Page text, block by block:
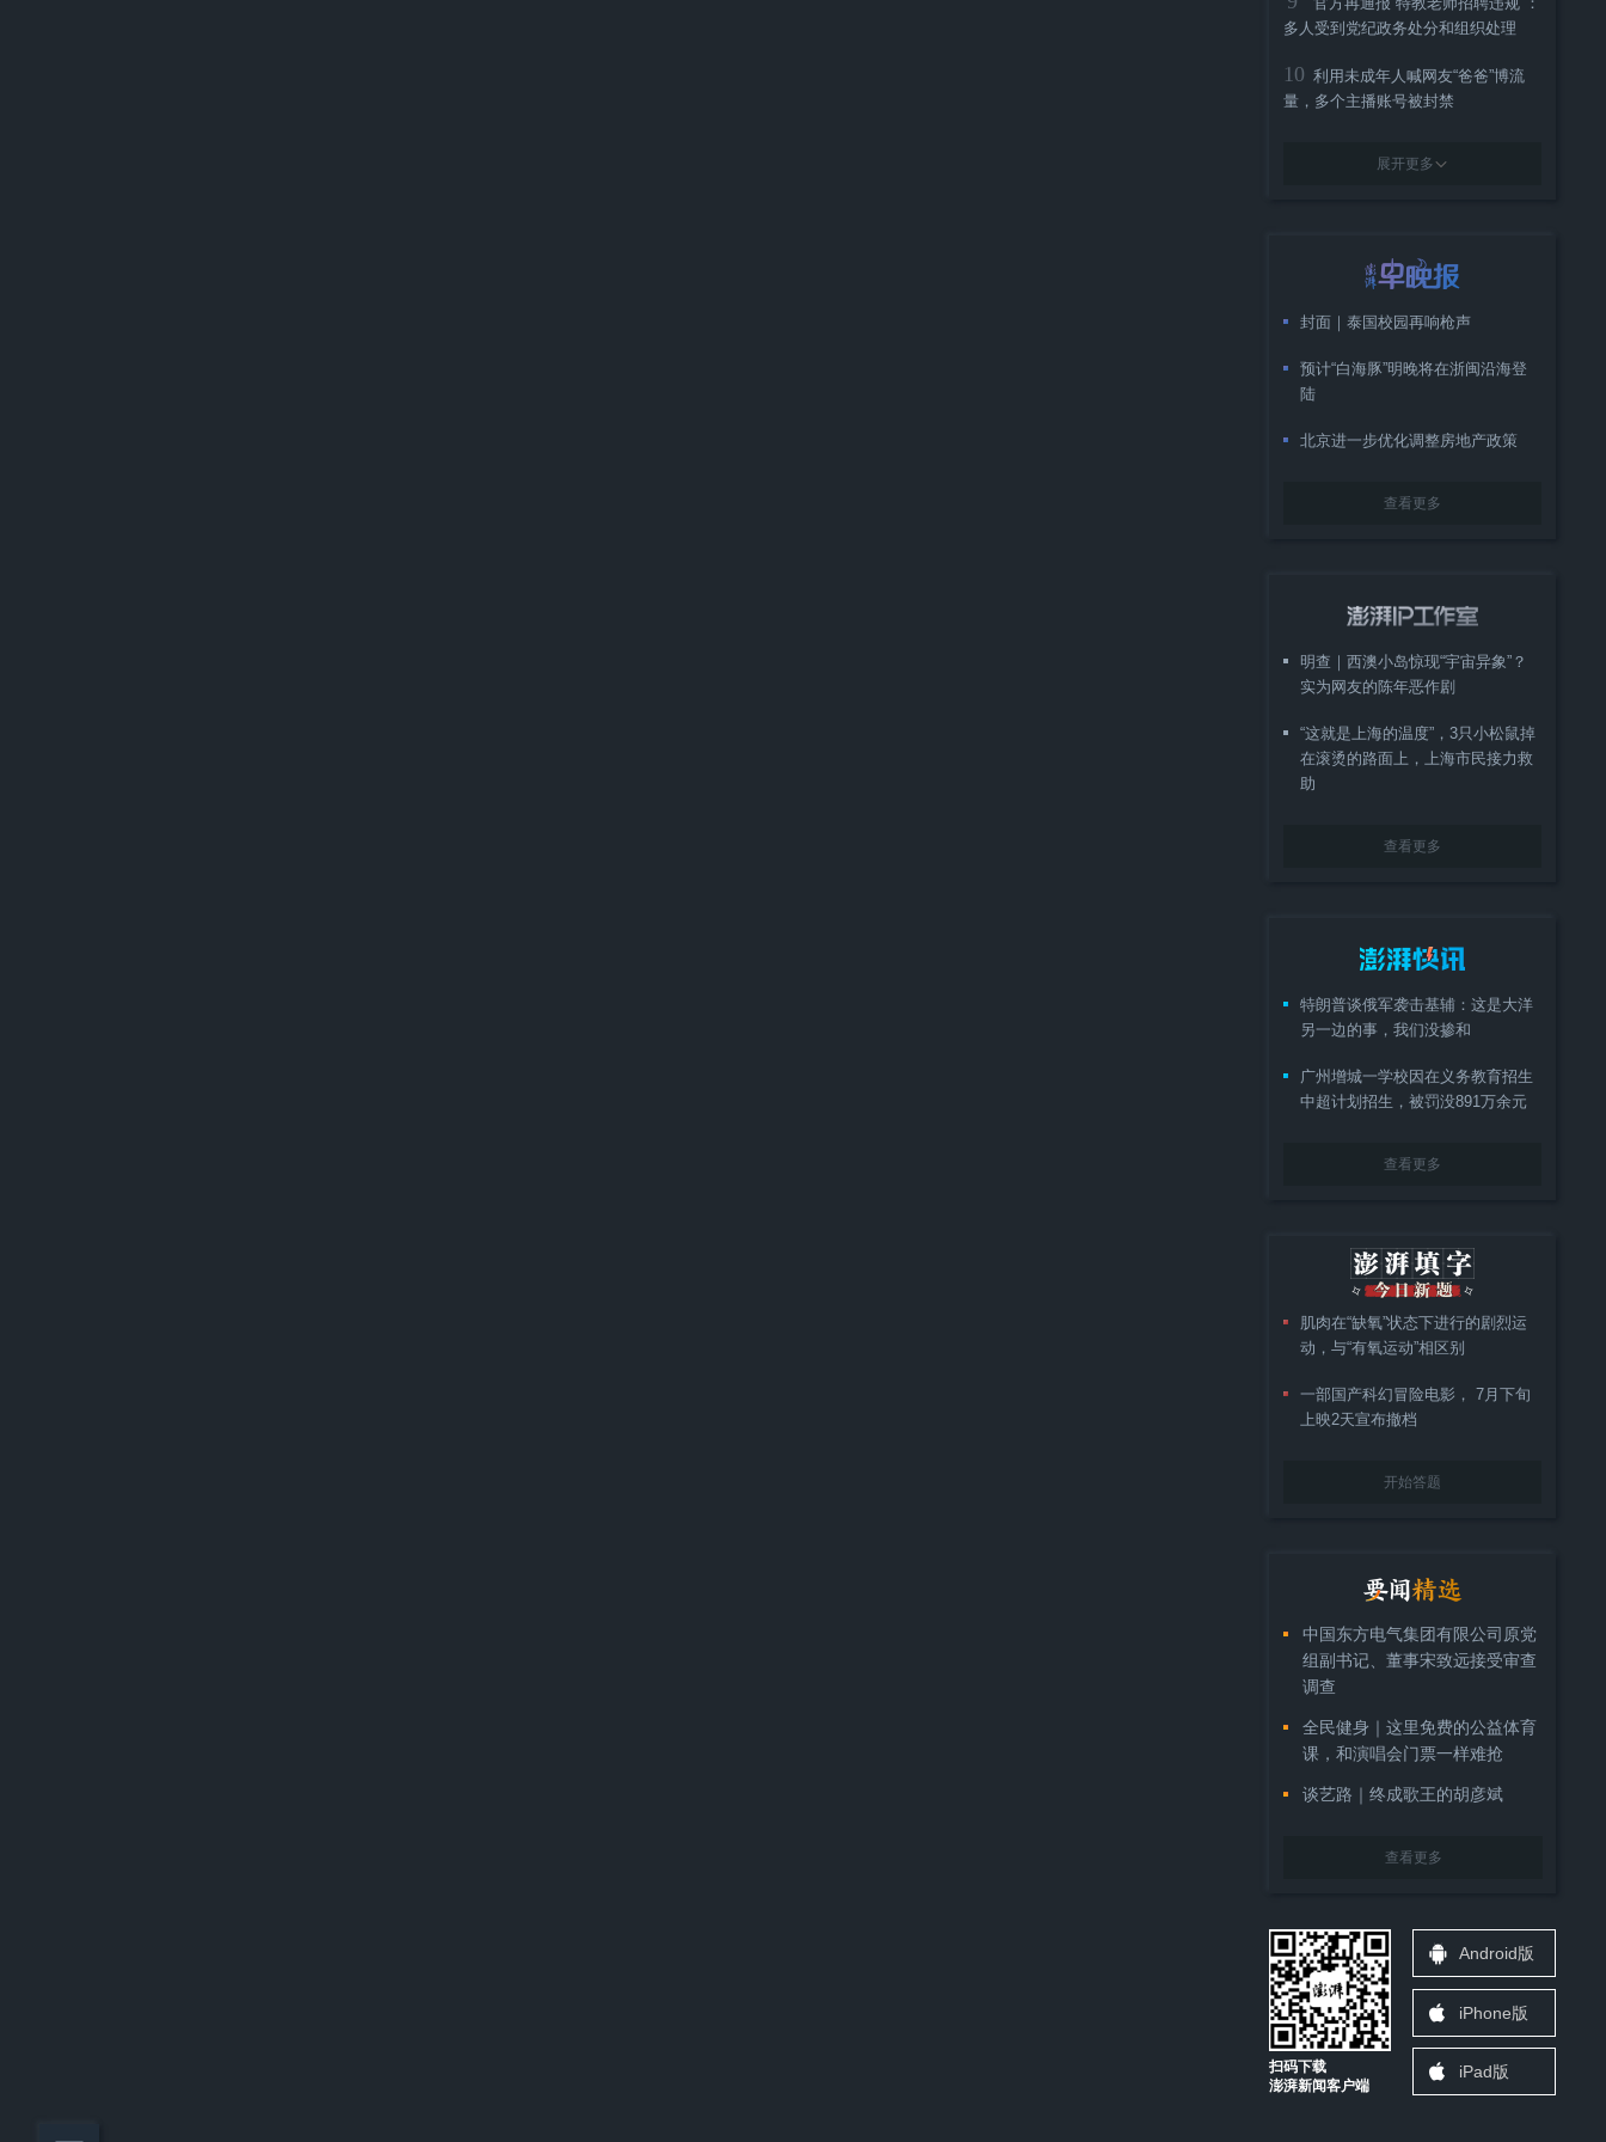
多人受到党纪政务处分和组织处理
10 利用未成年人喊网友“爸爸”博流
量，多个主播账号被封禁
展开更多
封面｜泰国校园再响枪声
预计“白海豚”明晚将在浙闽沿海登
陆
北京进一步优化调整房地产政策
查看更多
明查｜西澳小岛惊现“宇宙异象”？
实为网友的陈年恶作剧
“这就是上海的温度”，3只小松鼠掉
在滚烫的路面上，上海市民接力救
助
查看更多
特朗普谈俄军袭击基辅：这是大洋
另一边的事，我们没掺和
广州增城一学校因在义务教育招生
中超计划招生，被罚没891万余元
查看更多
肌肉在“缺氧”状态下进行的剧烈运
动，与“有氧运动”相区别
一部国产科幻冒险电影， 7月下旬
上映2天宣布撤档
开始答题
中国东方电气集团有限公司原党
组副书记、董事宋致远接受审查
调查
全民健身｜这里免费的公益体育
课，和演唱会门票一样难抢
谈艺路｜终成歌王的胡彦斌
查看更多
扫码下载
澎湃新闻客户端
Android版
iPhone版
iPad版